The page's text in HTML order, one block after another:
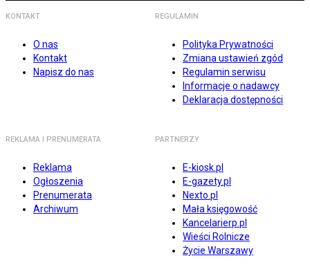
KONTAKT
O nas
Kontakt
Napisz do nas
REGULAMIN
Polityka Prywatności
Zmiana ustawień zgód
Regulamin serwisu
Informacje o nadawcy
Deklaracja dostępności
REKLAMA I PRENUMERATA
Reklama
Ogłoszenia
Prenumerata
Archiwum
PARTNERZY
E-kiosk.pl
E-gazety.pl
Nexto.pl
Mała księgowość
Kancelarierp.pl
Wieści Rolnicze
Życie Warszawy